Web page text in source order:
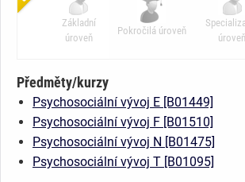
Základní
úroveň
Pokročilá úroveň
úroveň
Předměty/kurzy
Psychosociální vývoj E [B01449]
Psychosociální vývoj F [B01510]
Psychosociální vývoj N [B01475]
Psychosociální vývoj T [B01095]